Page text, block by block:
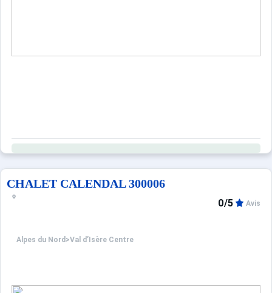
CHALET CALENDAL 300006
Alpes du Nord >Val d’Isère Centre
0/5 Avis